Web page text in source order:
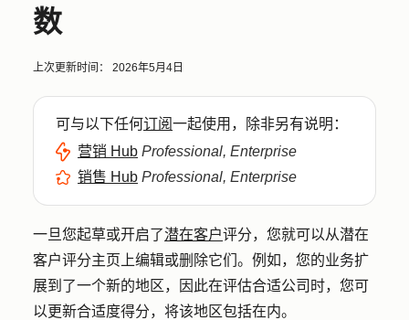
数
上次更新时间： 2026年5月4日
可与以下任何订阅一起使用，除非另有说明：
营销 Hub Professional, Enterprise
销售 Hub Professional, Enterprise
一旦您起草或开启了潜在客户评分，您就可以从潜在
客户评分主页上编辑或删除它们。例如，您的业务扩
展到了一个新的地区，因此在评估合适公司时，您可
以更新合适度得分，将该地区包括在内。